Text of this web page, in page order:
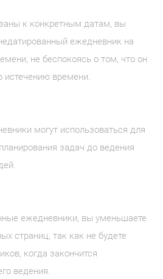
к конкретным датам, вы
ежедневник на
не беспокоясь о том, что он
истечению времени.
могут использоваться для
задач до ведения
ежедневники, вы уменьшаете
страниц, так как не будете
когда закончится
ведения.